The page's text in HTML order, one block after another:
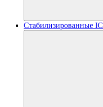
Стабилизированные IC